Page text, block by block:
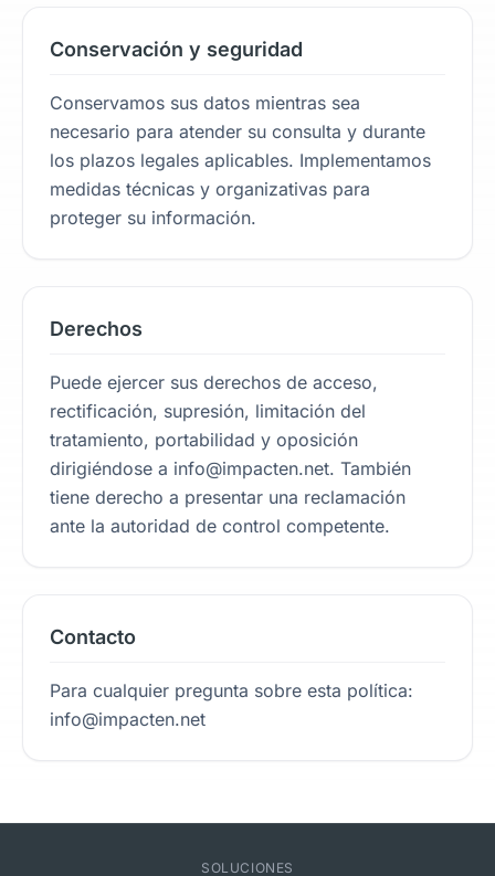
Conservación y seguridad
Conservamos sus datos mientras sea
necesario para atender su consulta y durante
los plazos legales aplicables. Implementamos
medidas técnicas y organizativas para
proteger su información.
Derechos
Puede ejercer sus derechos de acceso,
rectificación, supresión, limitación del
tratamiento, portabilidad y oposición
dirigiéndose a info@impacten.net. También
tiene derecho a presentar una reclamación
ante la autoridad de control competente.
Contacto
Para cualquier pregunta sobre esta política:
info@impacten.net
SOLUCIONES